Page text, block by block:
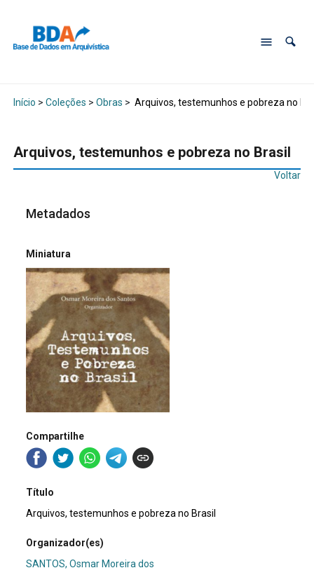
Início > Coleções > Obras > Arquivos, testemunhos e pobreza no
Arquivos, testemunhos e pobreza no Brasil
Voltar
Metadados
Miniatura
Compartilhe
Título
Arquivos, testemunhos e pobreza no Brasil
Organizador(es)
SANTOS, Osmar Moreira dos